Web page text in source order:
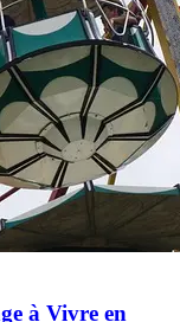
à Vivre en